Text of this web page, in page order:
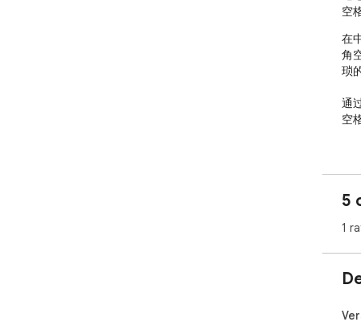
空
在
角
琐
通
空
5
1